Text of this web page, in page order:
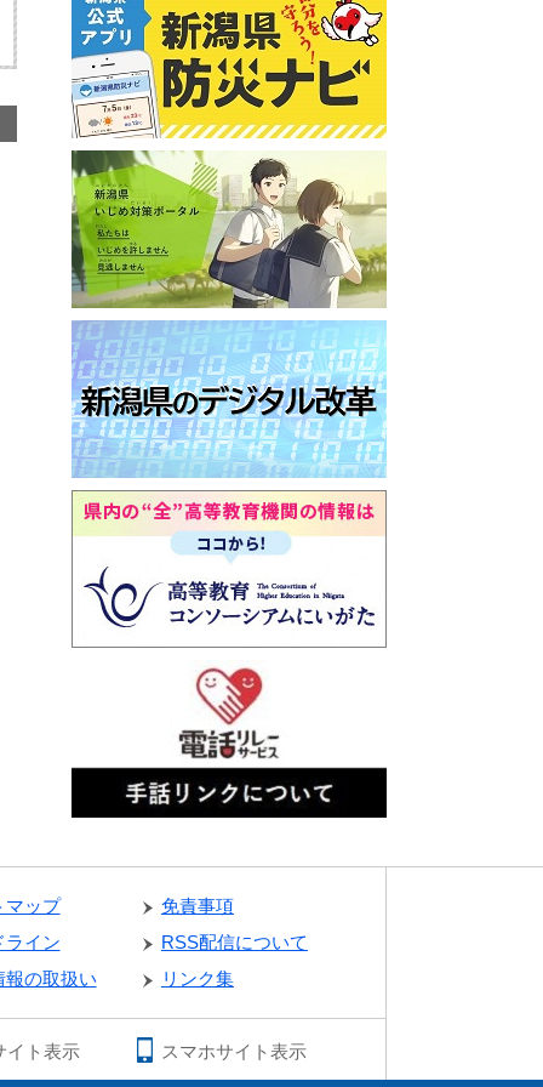
マップ
免責事項
ライン
RSS配信について
報の取扱い
リンク集
イト表示 スマホサイト表示